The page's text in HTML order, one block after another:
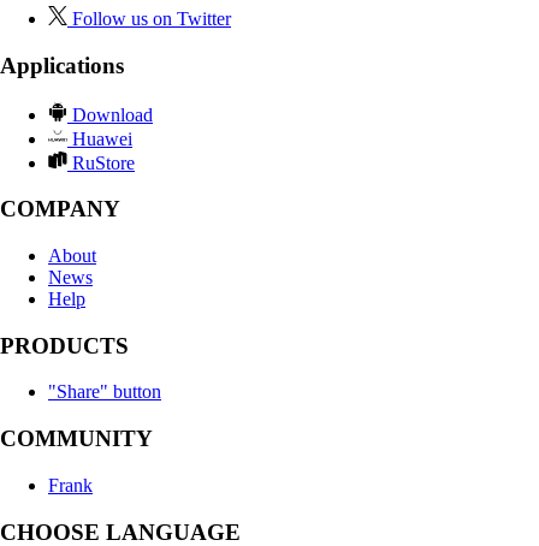
Follow us on Twitter
Applications
Download
Huawei
RuStore
COMPANY
About
News
Help
PRODUCTS
"Share" button
COMMUNITY
Frank
CHOOSE LANGUAGE